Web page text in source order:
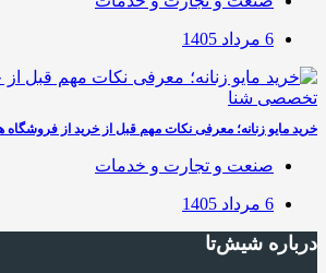
6 مرداد 1405
خرید مایو زنانه؛ معرفی نکات مهم قبل از خرید از
صنعت و تجارت و خدمات
6 مرداد 1405
درباره شیش‌تا